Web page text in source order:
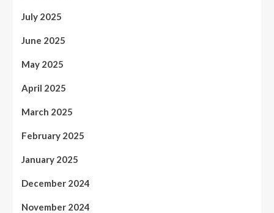
July 2025
June 2025
May 2025
April 2025
March 2025
February 2025
January 2025
December 2024
November 2024